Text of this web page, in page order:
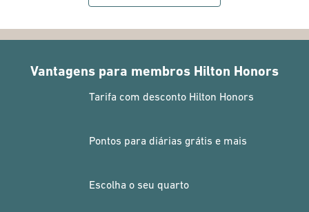
Vantagens para membros Hilton Honors
Tarifa com desconto Hilton Honors
Pontos para diárias grátis e mais
Escolha o seu quarto